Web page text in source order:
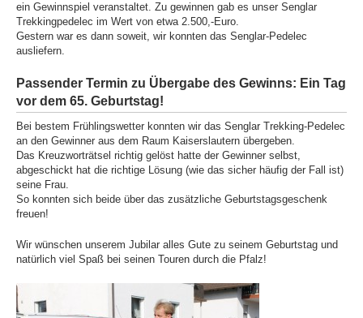
ein Gewinnspiel veranstaltet. Zu gewinnen gab es unser Senglar
Trekkingpedelec im Wert von etwa 2.500,-Euro.
Gestern war es dann soweit, wir konnten das Senglar-Pedelec
ausliefern.
Passender Termin zu Übergabe des Gewinns: Ein Tag
vor dem 65. Geburtstag!
Bei bestem Frühlingswetter konnten wir das Senglar Trekking-Pedelec
an den Gewinner aus dem Raum Kaiserslautern übergeben.
Das Kreuzworträtsel richtig gelöst hatte der Gewinner selbst,
abgeschickt hat die richtige Lösung (wie das sicher häufig der Fall ist)
seine Frau.
So konnten sich beide über das zusätzliche Geburtstagsgeschenk
freuen!
Wir wünschen unserem Jubilar alles Gute zu seinem Geburtstag und
natürlich viel Spaß bei seinen Touren durch die Pfalz!